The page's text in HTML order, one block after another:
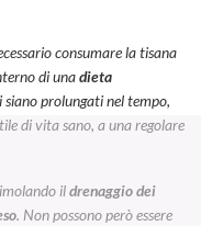
consumare la tisana
di unadieta
prolungati nel tempo,
di vita sano, a una regolare
ildrenaggio dei
. Non possono però essere